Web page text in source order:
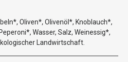
Oliven*, Olivenöl*, Knoblauch*,
Wasser, Salz, Weinessig*,
Landwirtschaft.